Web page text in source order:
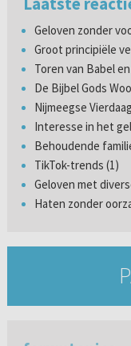
Geloven zonder
Groot principiële
Toren van Babel
De Bijbel Gods
Nijmeegse
Interesse in het
Behoudende
TikTok-trends (1)
Geloven met
Haten zonder